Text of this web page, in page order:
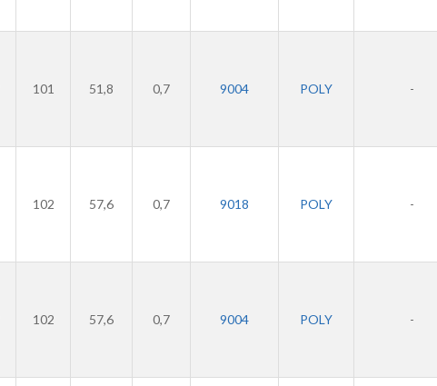
101 51,8 0,7 9004 POLY -
102 57,6 0,7 9018 POLY -
102 57,6 0,7 9004 POLY -